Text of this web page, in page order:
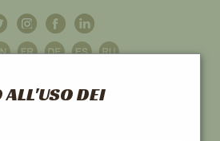
ALL'USO DEI